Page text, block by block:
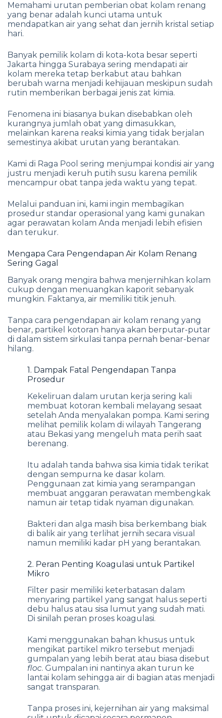
Memahami urutan pemberian obat kolam renang
yang benar adalah kunci utama untuk
mendapatkan air yang sehat dan jernih kristal setiap
hari.
Banyak pemilik kolam di kota-kota besar seperti
Jakarta hingga Surabaya sering mendapati air
kolam mereka tetap berkabut atau bahkan
berubah warna menjadi kehijauan meskipun sudah
rutin memberikan berbagai jenis zat kimia.
Fenomena ini biasanya bukan disebabkan oleh
kurangnya jumlah obat yang dimasukkan,
melainkan karena reaksi kimia yang tidak berjalan
semestinya akibat urutan yang berantakan.
Kami di Raga Pool sering menjumpai kondisi air yang
justru menjadi keruh putih susu karena pemilik
mencampur obat tanpa jeda waktu yang tepat.
Melalui panduan ini, kami ingin membagikan
prosedur standar operasional yang kami gunakan
agar perawatan kolam Anda menjadi lebih efisien
dan terukur.
Mengapa Cara Pengendapan Air Kolam Renang
Sering Gagal
Banyak orang mengira bahwa menjernihkan kolam
cukup dengan menuangkan kaporit sebanyak
mungkin. Faktanya, air memiliki titik jenuh.
Tanpa cara pengendapan air kolam renang yang
benar, partikel kotoran hanya akan berputar-putar
di dalam sistem sirkulasi tanpa pernah benar-benar
hilang.
1. Dampak Fatal Pengendapan Tanpa
Prosedur
Kekeliruan dalam urutan kerja sering kali
membuat kotoran kembali melayang sesaat
setelah Anda menyalakan pompa. Kami sering
melihat pemilik kolam di wilayah Tangerang
atau Bekasi yang mengeluh mata perih saat
berenang.
Itu adalah tanda bahwa sisa kimia tidak terikat
dengan sempurna ke dasar kolam.
Penggunaan zat kimia yang serampangan
membuat anggaran perawatan membengkak
namun air tetap tidak nyaman digunakan.
Bakteri dan alga masih bisa berkembang biak
di balik air yang terlihat jernih secara visual
namun memiliki kadar pH yang berantakan.
2. Peran Penting Koagulasi untuk Partikel
Mikro
Filter pasir memiliki keterbatasan dalam
menyaring partikel yang sangat halus seperti
debu halus atau sisa lumut yang sudah mati.
Di sinilah peran proses koagulasi.
Kami menggunakan bahan khusus untuk
mengikat partikel mikro tersebut menjadi
gumpalan yang lebih berat atau biasa disebut
floc. Gumpalan ini nantinya akan turun ke
lantai kolam sehingga air di bagian atas menjadi
sangat transparan.
Tanpa proses ini, kejernihan air yang maksimal